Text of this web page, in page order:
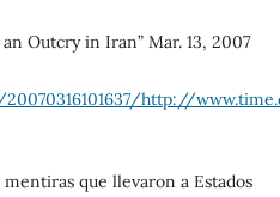
Outcry in Iran” Mar. 13, 2007
http://
que llevaron a Estados